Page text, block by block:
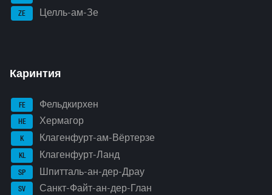
ZE Целль-ам-Зе
Каринтия
FE Фельдкирхен
HE Хермагор
K Клагенфурт-ам-Вёртерзе
KL Клагенфурт-Ланд
SP Шпитталь-ан-дер-Драу
SV Санкт-Файт-ан-дер-Глан